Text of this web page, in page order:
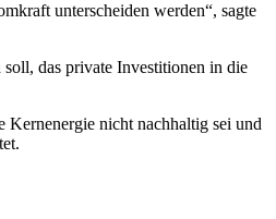
unterscheiden werden“, sagte
das private Investitionen in die
Kernenergie nicht nachhaltig sei und